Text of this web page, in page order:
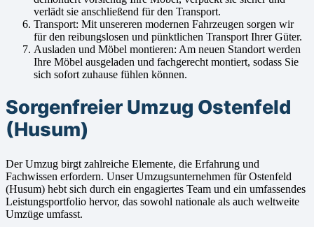
verlädt sie anschließend für den Transport.
Transport: Mit unsereren modernen Fahrzeugen sorgen wir
für den reibungslosen und pünktlichen Transport Ihrer Güter.
Ausladen und Möbel montieren: Am neuen Standort werden
Ihre Möbel ausgeladen und fachgerecht montiert, sodass Sie
sich sofort zuhause fühlen können.
Sorgenfreier Umzug Ostenfeld
(Husum)
Der Umzug birgt zahlreiche Elemente, die Erfahrung und
Fachwissen erfordern. Unser Umzugsunternehmen für Ostenfeld
(Husum) hebt sich durch ein engagiertes Team und ein umfassendes
Leistungsportfolio hervor, das sowohl nationale als auch weltweite
Umzüge umfasst.